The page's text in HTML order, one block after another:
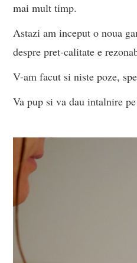
mai mult timp.
Astazi am inceput o noua
despre pret-calitate e
V-am facut si niste poze,
Va pup si va dau intalnire